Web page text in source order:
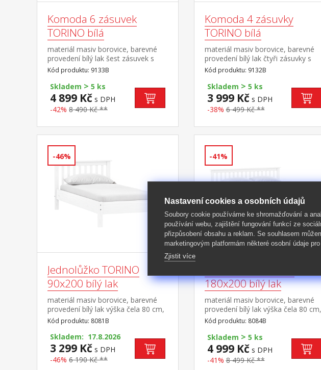
Komoda 6 zásuvek
TORINO bílá
materiál masiv borovice, barevné
provedení bílý lak šest zásuvek s
kovovými pojezdy rozměr zásuvky
(š/h/v) 52 × 33 × 19 cm
Kód produktu: 9133B
Skladem > 5 ks
4 899 Kč s DPH
-42% 8 490 Kč **
Komoda 4 zásuvky
TORINO bílá
materiál masiv borovice, barevné
provedení bílý lak čtyři zásuvky s
kovovými pojezdy
Kód produktu: 9132B
Skladem > 5 ks
3 999 Kč s DPH
-38% 6 499 Kč **
-46%
Jednolůžko TORINO
90x200 bílý lak
materiál masiv borovice, barevné
provedení bílý lak výška čela 80 cm,
výška sedu 38 cm, cena bez roštu a
matrace minimální doporučená
výška matrace 15 cm doporučený
rozměr matrace 90 × 200 cm a rošt
R1 doporučená nosnost do 120 kg
Kód produktu: 8081B
Skladem: 17.8.2026
3 299 Kč s DPH
-46% 6 190 Kč **
-41%
180x200 bílý lak
materiál masiv borovice, barevné
provedení bílý lak výška čela 80 cm,
výška sedu 38 cm, cena bez roštu a
matrace minimální doporučená
výška matrace 15 cm doporučený
rozměr matrace 180 × 200 cm nebo
2 kusy 90 × 200 cm a rošt R4 nebo
2 kusy R1 doporučená nosnost do
Kód produktu: 8084B
Skladem > 5 ks
4 999 Kč s DPH
-41% 8 499 Kč **
Nastavení cookies a osobních údajů
Soubory cookie používáme ke shromažďování a
používání webu, zajištění fungování funkcí ze
přizpůsobení obsahu a reklam. Se souhlasem
marketingovým platformám některé osobní údaje
Zjistit více